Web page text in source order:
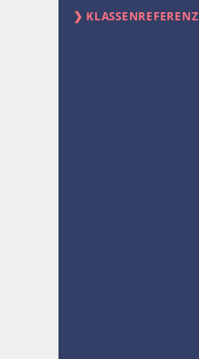
KLASSENREFERENZ